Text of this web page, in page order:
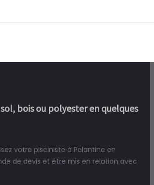
bois ou polyester en quelques
votre pisciniste à Palantine en
de devis et être mis en relation avec
enfin réalité, une piscine est bien
moi.